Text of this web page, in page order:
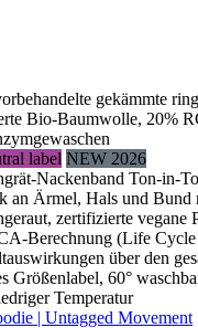
gekämmte
Bio-Baumwolle, 20%
label NEW 2026
Nackenband Ton-in-
an Ärmel, Hals und Bund
zertifizierte vegane
Berechnung (Life Cycle
über den
Größenlabel, 60°
Temperatur
| Untagged Movement